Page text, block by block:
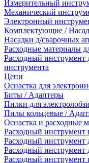
Измерительный
Механический
Электронный
Комплектующие /
Насадки д/сварочных
Расходные материалы
Расходный инструмент
инструмента
Цепи
Оснастка для
Биты / Адаптеры
Пилки для
Пилы кольцевые /
Оснастка и расходные
Расходный инструмент
Расходный инструмент
Расходный
Расходный инструмент